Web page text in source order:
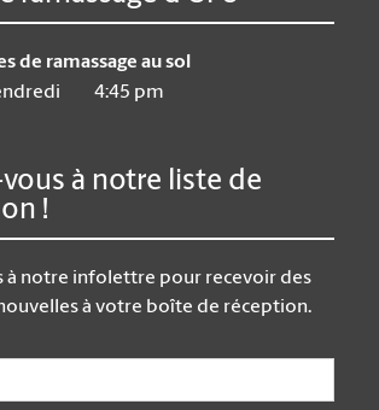
de ramassage au sol
4:45 pm
vous à notre liste de
!
à notre infolettre pour recevoir des
à votre boîte de réception.